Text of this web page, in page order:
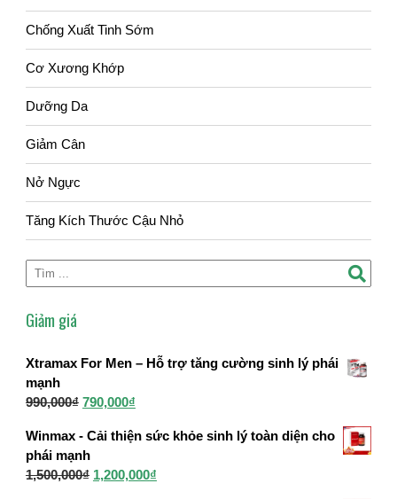
Chống Xuất Tinh Sớm
Cơ Xương Khớp
Dưỡng Da
Giảm Cân
Nở Ngực
Tăng Kích Thước Cậu Nhỏ
Giảm giá
Xtramax For Men – Hỗ trợ tăng cường sinh lý phái
mạnh
990,000₫ Giá
là:
990,000₫.
790,000₫Giá
tại
790,000₫.
Winmax - Cải thiện sức khỏe sinh lý toàn diện cho
phái mạnh
1,500,000₫ Giá
1,200,000₫Giá